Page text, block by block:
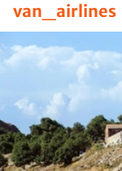
van_airlines